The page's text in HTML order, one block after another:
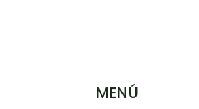
MENÚ